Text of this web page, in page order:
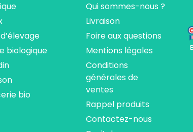
biologique
bio
Qui sommes-nous ?
Livraison
Foire aux questions
Mentions légales
Conditions
générales de
ventes
Rappel produits
Contactez-nous